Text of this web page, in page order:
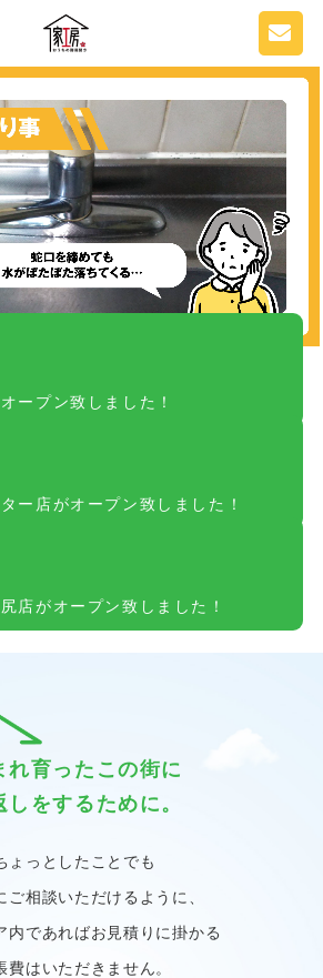
ープン致しました！
ー店がオープン致しました！
店がオープン致しました！
れ育ったこの街に
しをするために。
ょっとしたことでも
ご相談いただけるように、
内であればお見積りに掛かる
費はいただきません。